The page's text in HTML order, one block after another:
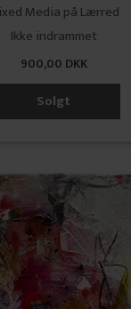
Media på Lærred
Ikke indrammet
900,00 DKK
Solgt